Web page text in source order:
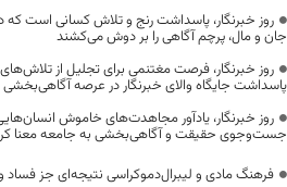
روز خبرنگار، پاسداشت رنج و تلاش کسانی است که
جان و مال، پرچم آگاهی را بر دوش می‌کشند
روز خبرنگار، فرصت مغتنمی برای تجلیل از
پاسداشت جایگاه والای خبرنگار در عرصه آگاهی‌بخشی
روز خبرنگار، یادآور مجاهدت‌های خاموش
جست‌وجوی حقیقت و آگاهی‌بخشی به جامعه معنا
فرهنگ مادی و لیبرال‌دموکراسی نتیجه‌ای جز فساد